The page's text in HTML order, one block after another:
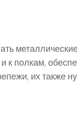
к полкам,
их также